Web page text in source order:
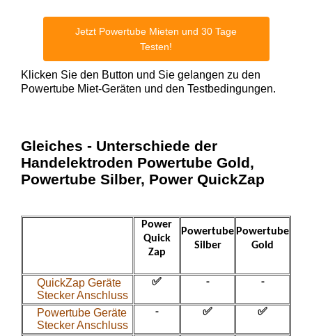
Jetzt Powertube Mieten und 30 Tage
Testen!
Klicken Sie den Button und Sie gelangen zu den
Powertube Miet-Geräten und den Testbedingungen.
Gleiches - Unterschiede der
Handelektroden Powertube Gold,
Powertube Silber, Power QuickZap
Power
Quick
Zap
Powertube
Silber
Powertube
Gold
QuickZap Geräte
Stecker Anschluss
✅ - -
Powertube Geräte
Stecker Anschluss
- ✅ ✅